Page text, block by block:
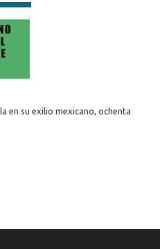
en su exilio mexicano, ochenta